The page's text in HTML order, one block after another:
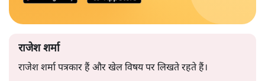
राजेश शर्मा
राजेश शर्मा पत्रकार हैं और खेल विषय पर लिखते रहते हैं।